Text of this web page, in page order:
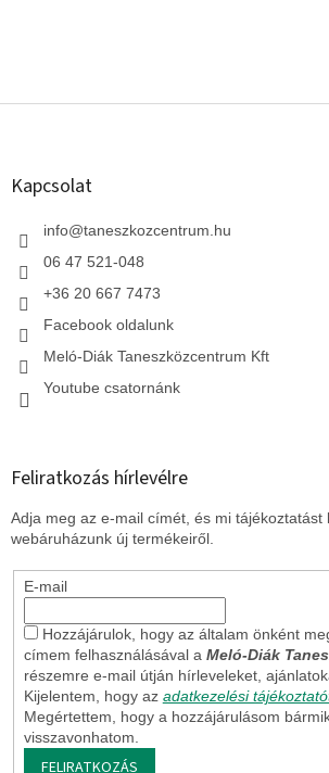
L
Kapcsolat
info@taneszkozcentrum.hu
06 47 521-048
+36 20 667 7473
Facebook oldalunk
Meló-Diák Taneszközcentrum Kft
Youtube csatornánk
Feliratkozás hírlevélre
Adja meg az e-mail címét, és mi tájékoztatást
webáruházunk új termékeiről.
E-mail
Hozzájárulok, hogy az általam önként
címem felhasználásával a Meló-Diák
részemre e-mail útján hírleveleket,
Kijelentem, hogy az adatkezelési
Megértettem, hogy a hozzájárulásom
visszavonhatom.
FELIRATKOZÁS